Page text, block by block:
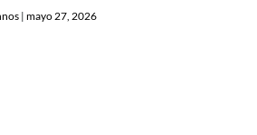
| mayo 27, 2026